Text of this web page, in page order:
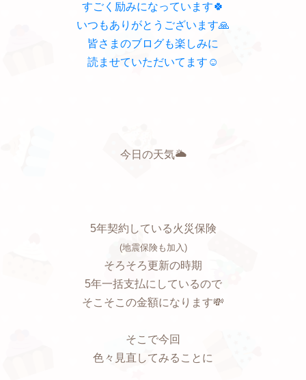
すごく励みになっています🍀
いつもありがとうございます🙏
皆さまのブログも楽しみに
読ませていただいてます☺
今日の天気🌥
5年契約している火災保険
(地震保険も加入)
そろそろ更新の時期
5年一括支払にしているので
そこそこの金額になります💸
そこで今回
色々見直してみることに